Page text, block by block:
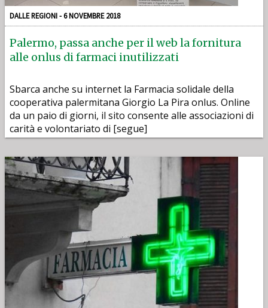
DALLE REGIONI - 6 NOVEMBRE 2018
Palermo, passa anche per il web la fornitura
alle onlus di farmaci inutilizzati
Sbarca anche su internet la Farmacia solidale della
cooperativa palermitana Giorgio La Pira onlus. Online
da un paio di giorni, il sito consente alle associazioni di
carità e volontariato di [segue]